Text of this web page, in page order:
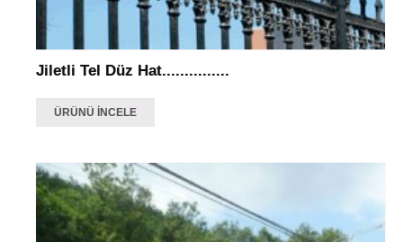
Jiletli Tel Düz Hat...............
ÜRÜNÜ İNCELE